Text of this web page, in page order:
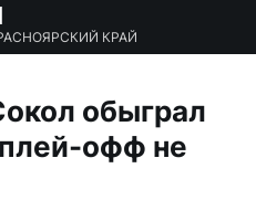
КРАЙ
обыграл
офф не